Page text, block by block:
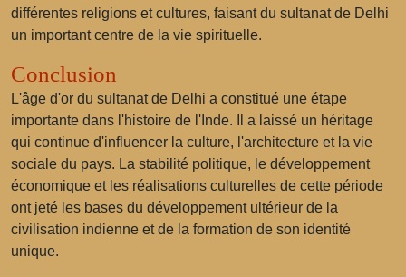
différentes religions et cultures, faisant du sultanat de Delhi
un important centre de la vie spirituelle.
Conclusion
L'âge d'or du sultanat de Delhi a constitué une étape
importante dans l'histoire de l'Inde. Il a laissé un héritage
qui continue d'influencer la culture, l'architecture et la vie
sociale du pays. La stabilité politique, le développement
économique et les réalisations culturelles de cette période
ont jeté les bases du développement ultérieur de la
civilisation indienne et de la formation de son identité
unique.